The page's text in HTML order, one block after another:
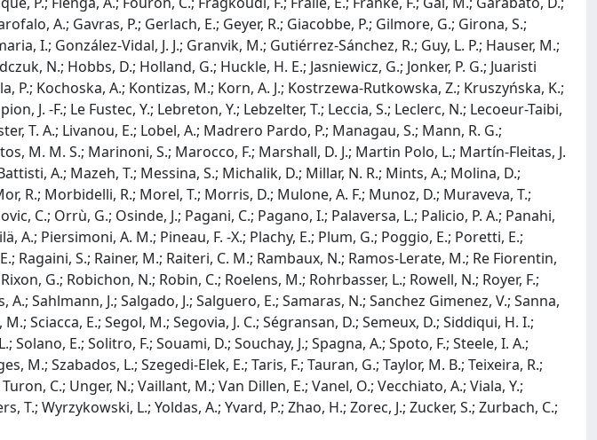
A.; Gavras, P.; Gerlach, E.; Geyer, R.; Giacobbe, P.; Gilmore, G.; Girona, S.;
I.; González-Vidal, J. J.; Granvik, M.; Gutiérrez-Sánchez, R.; Guy, L. P.; Hauser, M.;
N.; Hobbs, D.; Holland, G.; Huckle, H. E.; Jasniewicz, G.; Jonker, P. G.; Juaristi
P.; Kochoska, A.; Kontizas, M.; Korn, A. J.; Kostrzewa-Rutkowska, Z.; Kruszyńska, K.;
J. -F.; Le Fustec, Y.; Lebreton, Y.; Lebzelter, T.; Leccia, S.; Leclerc, N.; Lecoeur-Taibi,
T. A.; Livanou, E.; Lobel, A.; Madrero Pardo, P.; Managau, S.; Mann, R. G.;
M. M. S.; Marinoni, S.; Marocco, F.; Marshall, D. J.; Martin Polo, L.; Martín-Fleitas, J.
A.; Mazeh, T.; Messina, S.; Michalik, D.; Millar, N. R.; Mints, A.; Molina, D.;
R.; Morbidelli, R.; Morel, T.; Morris, D.; Mulone, A. F.; Munoz, D.; Muraveva, T.;
C.; Orrù, G.; Osinde, J.; Pagani, C.; Pagano, I.; Palaversa, L.; Palicio, P. A.; Panahi,
A.; Piersimoni, A. M.; Pineau, F. -X.; Plachy, E.; Plum, G.; Poggio, E.; Poretti, E.;
Ragaini, S.; Rainer, M.; Raiteri, C. M.; Rambaux, N.; Ramos-Lerate, M.; Re Fiorentin,
G.; Robichon, N.; Robin, C.; Roelens, M.; Rohrbasser, L.; Rowell, N.; Royer, F.;
A.; Sahlmann, J.; Salgado, J.; Salguero, E.; Samaras, N.; Sanchez Gimenez, V.; Sanna,
Sciacca, E.; Segol, M.; Segovia, J. C.; Ségransan, D.; Semeux, D.; Siddiqui, H. I.;
Solano, E.; Solitro, F.; Souami, D.; Souchay, J.; Spagna, A.; Spoto, F.; Steele, I. A.;
M.; Szabados, L.; Szegedi-Elek, E.; Taris, F.; Tauran, G.; Taylor, M. B.; Teixeira, R.;
C.; Unger, N.; Vaillant, M.; Van Dillen, E.; Vanel, O.; Vecchiato, A.; Viala, Y.;
T.; Wyrzykowski, L.; Yoldas, A.; Yvard, P.; Zhao, H.; Zorec, J.; Zucker, S.; Zurbach, C.;